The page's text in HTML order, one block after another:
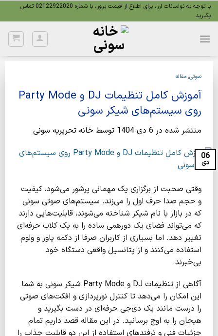
Skip
با توجه به نواسانات ارز، برای اطلاع از قیمت بروز، با شماره 02122922020 تماس
بگیرید.
صوتی,مقاله
آموزش کامل تنظیمات DJ و Party Mode
روی سیستم‌های شیکر سونی
منتشر شده در 6 دی 1404 توسط خانه تحریریه سونی
06
دی
وقتی صحبت از برگزاری یک مهمانی پرشور می‌شود، کیفیت
و حجم صدا حرف اول را می‌زند. سیستم‌های صوتی سونی
که در بازار با نام شیکر شناخته می‌شوند، قابلیت‌هایی دارند
که می‌تواند فضای یک دورهمی ساده را به یک کلاب حرفه‌ای
تغییر دهد. اما بسیاری از کاربران صرفا از دکمه پاور و ولوم
استفاده می‌کنند و از پتانسیل واقعی دستگاه خود
بی‌خبرند.
آگاهی از تنظیمات DJ و Party Mode شیکر سونی به شما
این امکان را می‌دهد تا کنترل نورپردازی و افکت‌های صوتی
را درست مانند یک دی‌جی حرفه‌ای در دست بگیرید و
هیجان را به اوج برسانید. در این مقاله قصد داریم تمام
جزئیات فنی و ترفندهای استفاده از این دو قابلیت جذاب را